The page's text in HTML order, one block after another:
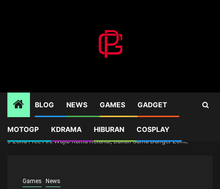
BLOG NEWS GAMES GADGET
MOTOGP KDRAMA HIBURAN COSPLAY
Home
Games
3 Zona Free Fire Wajib Kamu Ketahui, Bukan Cuma Danger Zone!
Games News